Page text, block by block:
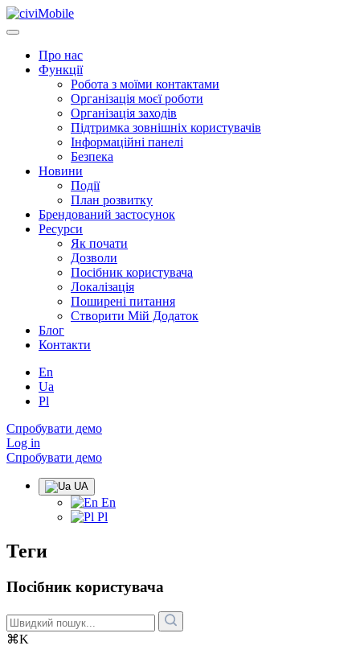
Про нас
Функції
Робота з моїми контактами
Організація моєї роботи
Організація заходів
Підтримка зовнішніх користувачів
Інформаційні панелі
Безпека
Новини
Події
План розвитку
Брендований застосунок
Ресурси
Як почати
Дозволи
Посібник користувача
Локалізація
Поширені питання
Створити Мій Додаток
Блог
Контакти
En
Ua
Pl
Спробувати демо
Log in
Спробувати демо
UA
En
Pl
Теги
Посібник користувача
⌘K